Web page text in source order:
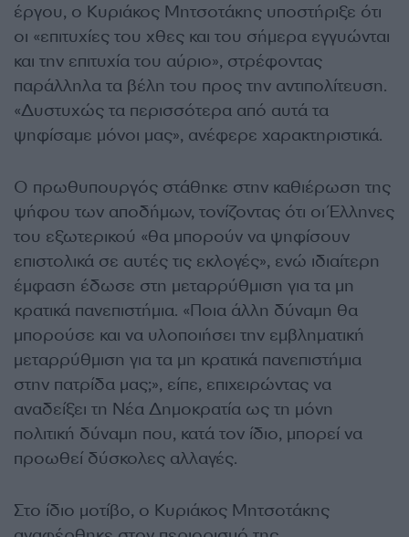
έργου, ο Κυριάκος Μητσοτάκης υποστήριξε ότι
οι «επιτυχίες του χθες και του σήμερα εγγυώνται
και την επιτυχία του αύριο», στρέφοντας
παράλληλα τα βέλη του προς την αντιπολίτευση.
«Δυστυχώς τα περισσότερα από αυτά τα
ψηφίσαμε μόνοι μας», ανέφερε χαρακτηριστικά.
Ο πρωθυπουργός στάθηκε στην καθιέρωση της
ψήφου των αποδήμων, τονίζοντας ότι οι Έλληνες
του εξωτερικού «θα μπορούν να ψηφίσουν
επιστολικά σε αυτές τις εκλογές», ενώ ιδιαίτερη
έμφαση έδωσε στη μεταρρύθμιση για τα μη
κρατικά πανεπιστήμια. «Ποια άλλη δύναμη θα
μπορούσε και να υλοποιήσει την εμβληματική
μεταρρύθμιση για τα μη κρατικά πανεπιστήμια
στην πατρίδα μας;», είπε, επιχειρώντας να
αναδείξει τη Νέα Δημοκρατία ως τη μόνη
πολιτική δύναμη που, κατά τον ίδιο, μπορεί να
προωθεί δύσκολες αλλαγές.
Στο ίδιο μοτίβο, ο Κυριάκος Μητσοτάκης